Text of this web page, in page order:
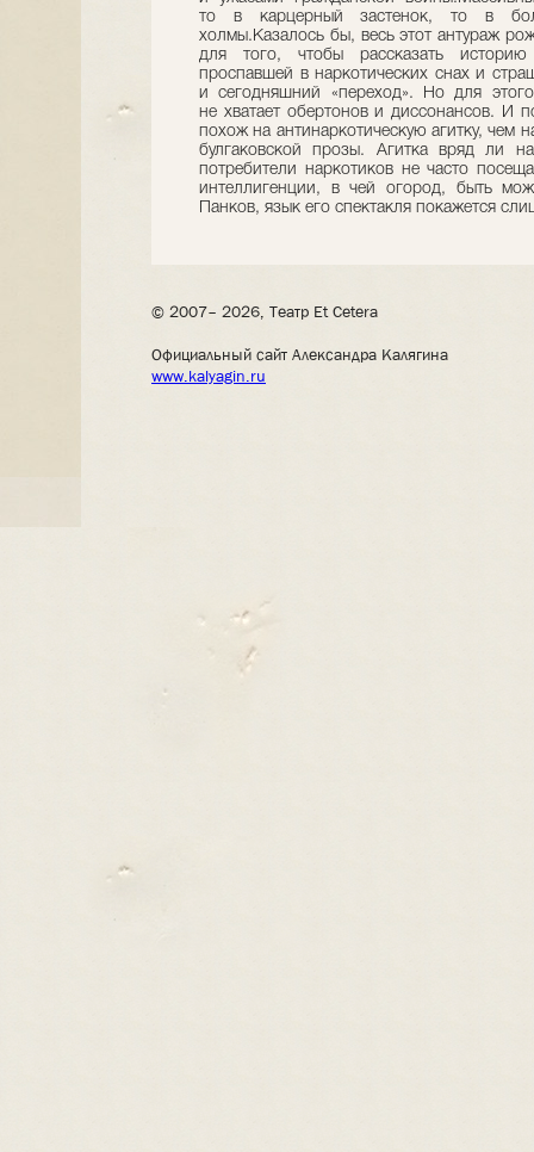
то в карцерный застенок, то в
холмы.Казалось бы, весь этот антураж
для того, чтобы рассказать историю
проспавшей в наркотических снах и
и сегодняшний «переход». Но для
не хватает обертонов и диссонансов. И
похож на антинаркотическую агитку, чем
булгаковской прозы. Агитка вряд ли
потребители наркотиков не часто
интеллигенции, в чей огород, быть
Панков, язык его спектакля покажется
© 2007– 2026, Театр Et Cetera
Официальный сайт Александра Калягина
www.kalyagin.ru